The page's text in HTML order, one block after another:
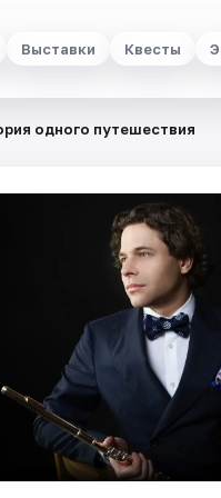
Выставки Квесты
одного путешествия